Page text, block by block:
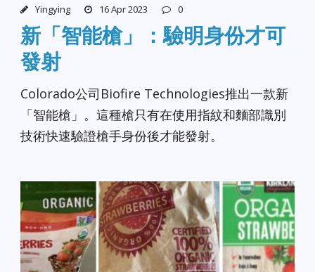
Yingying 16 Apr 2023 0
新「智能槍」：驗明身份才可
發射
Colorado公司Biofire Technologies推出一款新
「智能槍」。這種槍只有在使用指紋和麵部識別
技術快速驗證槍手身份後才能發射。